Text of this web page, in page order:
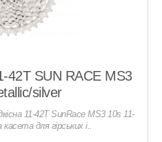
42T SUN RACE MS3
silver
11-42T SunRace MS3 10s 11-
для гірських і..